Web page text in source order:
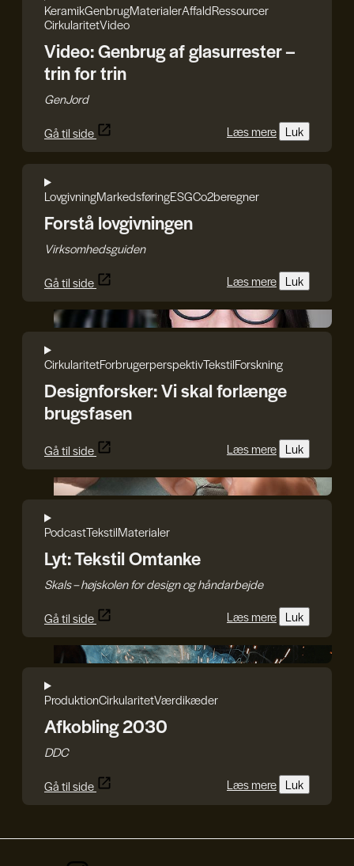
KeramikGenbrugMaterialerAffaldRessourcer
CirkularitetVideo
Video: Genbrug af glasurrester –
trin for trin
GenJord
Gå til side
Læs mere Luk
LovgivningMarkedsføringESGCo2beregner
Forstå lovgivningen
Virksomhedsguiden
Gå til side
Læs mere Luk
Iryna Kucher
CirkularitetForbrugerperspektivTekstilForskning
Designforsker: Vi skal forlænge
brugsfasen
Gå til side Læs mere Luk
Craft.Partners
PodcastTekstilMaterialer
Lyt: Tekstil Omtanke
Skals – højskolen for design og håndarbejde
Gå til side
Læs mere Luk
ProduktionCirkularitetVærdikæder
Afkobling 2030
DDC
Gå til side
Læs mere Luk